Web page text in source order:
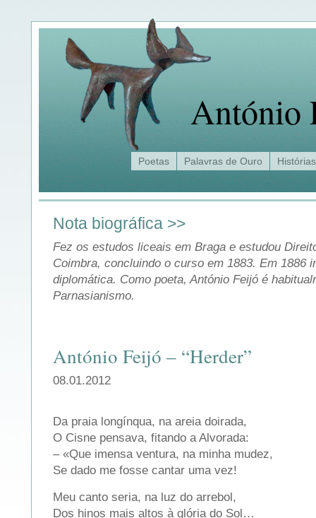
António
Poetas Palavras de Ouro Histórias
Nota biográfica >>
Fez os estudos liceais em Braga e estudou
Coimbra, concluindo o curso em 1883. Em 1886
diplomática. Como poeta, António Feijó é
Parnasianismo.
António Feijó – “Herder”
08.01.2012
Da praia longínqua, na areia doirada,
O Cisne pensava, fitando a Alvorada:
– «Que imensa ventura, na minha mudez,
Se dado me fosse cantar uma vez!
Meu canto seria, na luz do arrebol,
Dos hinos mais altos à glória do Sol…